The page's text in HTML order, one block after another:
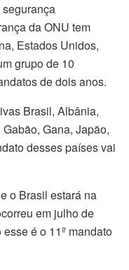
da ONU tem
Estados Unidos,
grupo de 10
de dois anos.
Brasil, Albânia,
Gana, Japão,
desses países vai
o Brasil estará na
em julho de
é o 11º mandato